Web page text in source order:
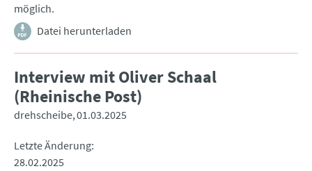
möglich.
Datei herunterladen
Interview mit Oliver Schaal
(Rheinische Post)
drehscheibe 01.03.2025
Letzte Änderung
28.02.2025